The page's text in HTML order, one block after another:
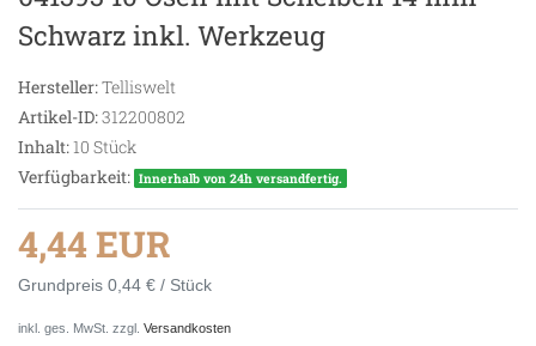
Schwarz inkl. Werkzeug
Hersteller:Telliswelt
Artikel-ID:312200802
Inhalt:10 Stück
Verfügbarkeit: Innerhalb von 24h versandfertig.
4,44 EUR
Grundpreis 0,44 € / Stück
inkl. ges. MwSt. zzgl. Versandkosten